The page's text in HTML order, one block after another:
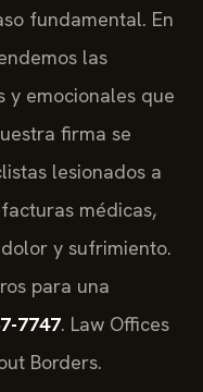
fundamental. En
las
y emocionales que
firma se
lesionados a
médicas,
y sufrimiento.
para una
7747. Law Offices
Borders.